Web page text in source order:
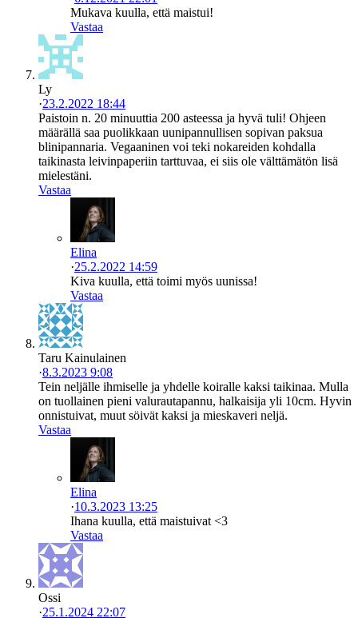
Mukava kuulla, että maistui!
Vastaa
Ly
·23.2.2022 18:44
Paistoin n. 20 minuuttia 200 asteessa ja hyvä tuli! Ohjeen
määrällä saa puolikkaan uunipannullisen sopivan paksua
blinipannaria. Vegaaninen voi teki nokareiden kohdalla
taikinasta leivinpaperiin tarttuvaa, ei siis ole välttämätön lisä
mielestäni.
Vastaa
Elina
·25.2.2022 14:59
Kiva kuulla, että toimi myös uunissa!
Vastaa
Taru Kainulainen
·8.3.2023 9:08
Tein neljälle ihmiselle ja yhdelle koiralle kaksi taikinaa. Mulla
on tuollainen pieni valurautapannu, halkaisija yli 10cm. Hyvin
onnistuivat, muut söivät kaksi ja mieskaveri neljä.
Vastaa
Elina
·10.3.2023 13:25
Ihana kuulla, että maistuivat <3
Vastaa
Ossi
·25.1.2024 22:07